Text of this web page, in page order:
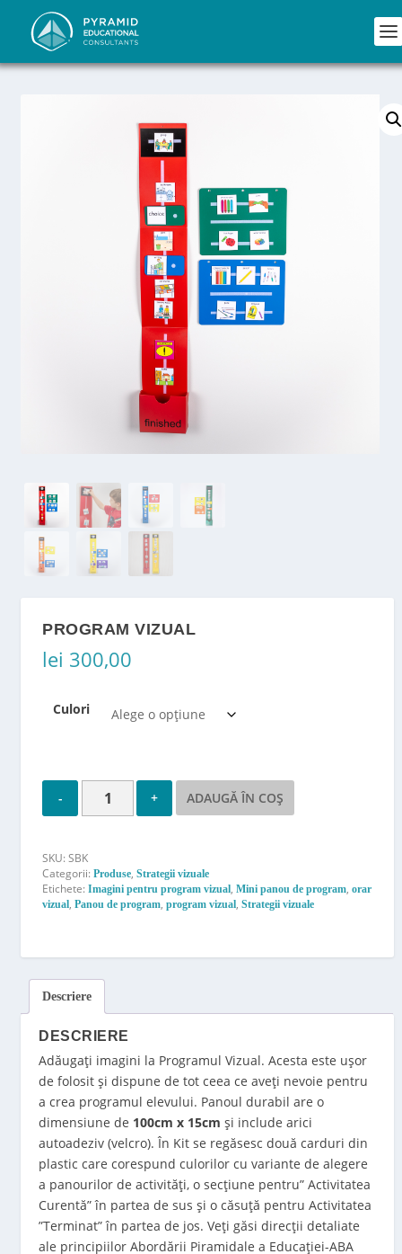
PROGRAM VIZUAL
lei 300,00
Culori
ADAUGĂ ÎN COȘ
SKU:SBK
Categorii:Produse,Strategii vizuale
Etichete:Imagini pentru program vizual,Mini panou de program,orar
vizual,Panou de program,program vizual,Strategii vizuale
Descriere
DESCRIERE
Adăugați imagini la Programul Vizual. Acesta este ușor
de folosit și dispune de tot ceea ce aveți nevoie pentru
a crea programul elevului. Panoul durabil are o
dimensiune de 100cm x 15cm și include arici
autoadeziv (velcro). În Kit se regăsesc două carduri din
plastic care corespund culorilor cu variante de alegere
a panourilor de activități, o secțiune pentru” Activitatea
Curentă” în partea de sus și o căsuță pentru Activitatea
”Terminat” în partea de jos. Veți găsi direcții detaliate
ale principiilor Abordării Piramidale a Educației-ABA